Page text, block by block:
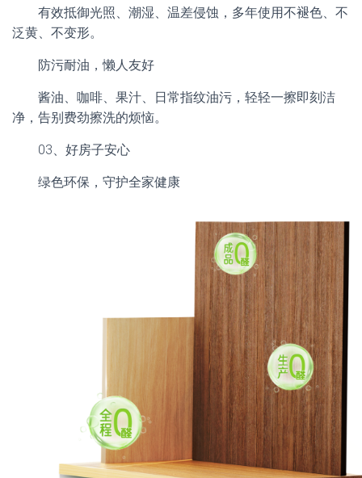
有效抵御光照、潮湿、温差侵蚀，多年使用不褪色、不
泛黄、不变形。
防污耐油，懒人友好
酱油、咖啡、果汁、日常指纹油污，轻轻一擦即刻洁
净，告别费劲擦洗的烦恼。
03、 好房子安心
绿色环保，守护全家健康